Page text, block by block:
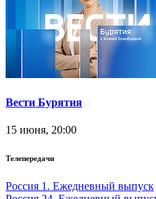
Вести Бурятия
15 июня, 20:00
Телепередачи
Россия 1. Ежедневный выпуск